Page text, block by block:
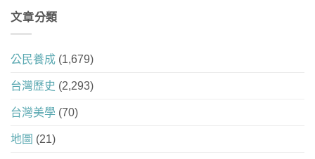
文章分類
公民養成 (1,679)
台灣歷史 (2,293)
台灣美學 (70)
地圖 (21)